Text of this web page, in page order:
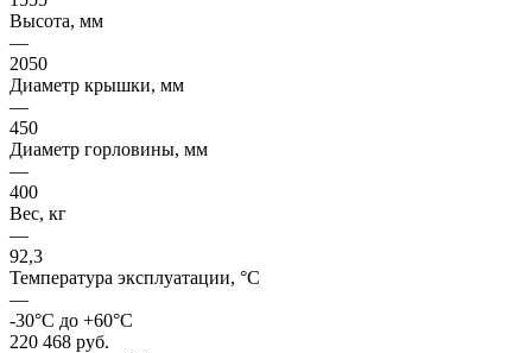
Высота, мм
—
2050
Диаметр крышки, мм
—
450
Диаметр горловины, мм
—
400
Вес, кг
—
92,3
Температура эксплуатации, °C
—
-30°C до +60°C
220 468 руб.